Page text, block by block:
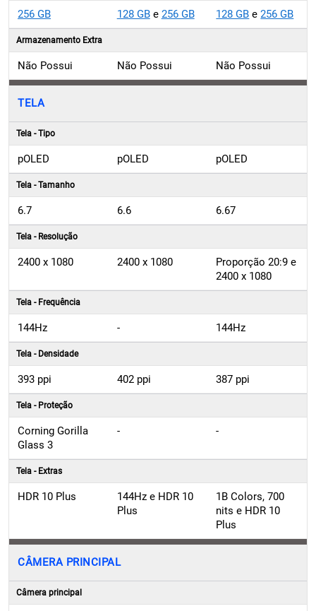
256 GB 128 GBe 256 GB 128 GB e256 GB
Armazenamento Extra
Não Possui Não Possui Não Possui
TELA
Tela - Tipo
pOLED pOLED pOLED
Tela - Tamanho
6.7 6.6 6.67
Tela - Resolução
2400 x 1080 2400 x 1080
Proporção 20:9 e
2400 x 1080
Tela - Frequência
144Hz - 144Hz
Tela - Densidade
393 ppi 402 ppi 387 ppi
Tela - Proteção
Corning Gorilla
Glass 3
- -
Tela - Extras
HDR 10 Plus
144Hz e HDR 10
Plus
1B Colors, 700
nits e HDR 10
Plus
CÂMERA PRINCIPAL
Câmera principal